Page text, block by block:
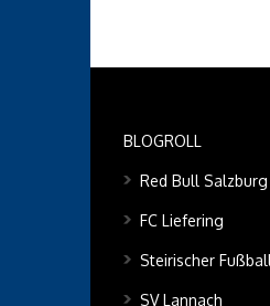
BLOGROLL
Red Bull Salzburg
FC Liefering
Steirischer
SV Lannach